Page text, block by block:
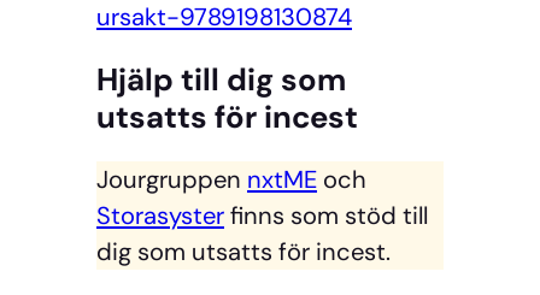
ursakt-9789198130874
Hjälp till dig som
utsatts för incest
Jourgruppen nxtME och
Storasysterfinns som stöd till
dig som utsatts för incest.